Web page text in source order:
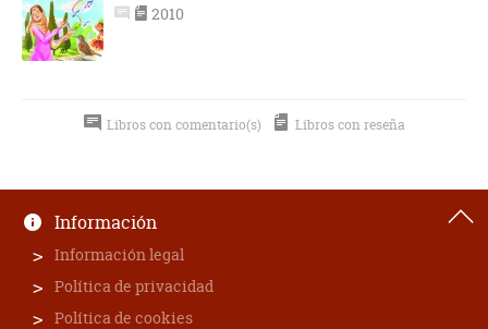
2010
Libros con comentario(s) Libros con reseña
Información
Información legal
Política de privacidad
Política de cookies